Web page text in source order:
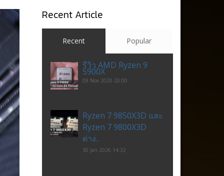
Recent Article
Recent Popular
รีวิว AMD Ryzen 9
5900X
09 Nov 2020 20:00
Ryzen 7 9850X3D และ
Ryzen 7 9800X3D
ต่าง..
30 Jan 2026 14:32